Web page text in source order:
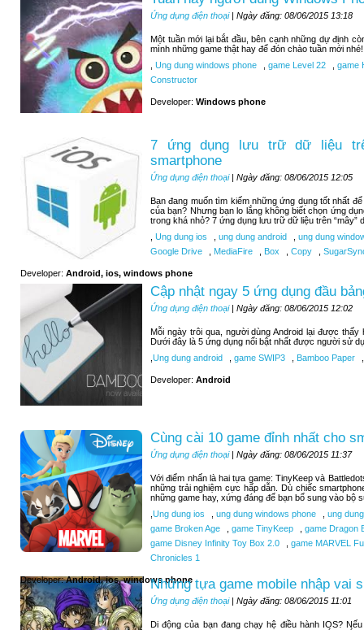
Ứng dụng điện thoại| Ngày đăng: 08/06/2015 13:18
Một tuần mới lại bắt đầu, bên cạnh những dự định
mình những game thật hay để đón chào tuần mới nhé!
Ung dung windows phone game Level 22
game
Constructor
Developer: Windows phone
7 ứng dụng lưu trữ dữ liệu
smartphone
Ứng dụng điện thoại| Ngày đăng: 08/06/2015 12:05
Bạn đang muốn tìm kiếm những ứng dụng tốt nhất
của bạn? Nhưng bạn lo lắng không biết chọn ứng
trong khá nhỏ? 7 ứng dụng lưu trữ dữ liệu trên “mây”
Ung dung ios ung dung android
ung dung
Google Drive
MediaFire Box Copy
Developer: Android, ios, windows phone
Cập nhật ngay 5 ứng dụng đầu
Ứng dụng điện thoại| Ngày đăng: 08/06/2015 12:02
Mỗi ngày trôi qua, người dùng Android lại được
Dưới đây là 5 ứng dụng nổi bật nhất được người sử
Ung dung android game SWIP3 Bamboo Paper
Developer: Android
Cùng cài 10 game đỉnh nhất cho
Ứng dụng điện thoại| Ngày đăng: 08/06/2015 11:37
Với điểm nhấn là hai tựa game: TinyKeep và
những trải nghiệm cực hấp dẫn. Dù chiếc
những game hay, xứng đáng để bạn bổ sung vào bộ
Ung dung ios ung dung windows phone
ung
game Broken Age
game TinyKeep
game Dragon
game Disney Infinity Toy Box 2.0
game MARVEL
Chronicles 1
Developer:Android, ios, windows phoneNhững tựa game mobile nhập vai
Ứng dụng điện thoại| Ngày đăng: 08/06/2015 11:01
Di động của bạn đang chạy hệ điều hành IOS?